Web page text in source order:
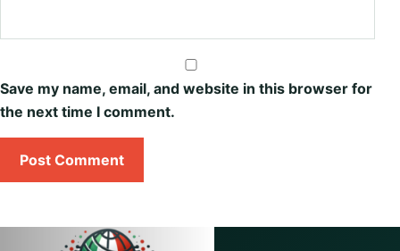
Save my name, email, and website in this browser for
the next time I comment.